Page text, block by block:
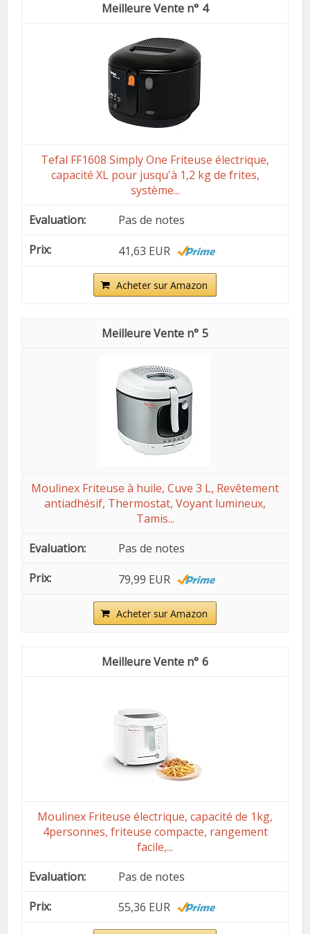
4
Tefal FF1608 Simply One Friteuse électrique,
capacité XL pour jusqu'à 1,2 kg de frites,
système...
Pas de notes
41,63 EUR
Acheter sur Amazon
5
Moulinex Friteuse à huile, Cuve 3 L, Revêtement
antiadhésif, Thermostat, Voyant lumineux,
Tamis...
Pas de notes
79,99 EUR
Acheter sur Amazon
6
Moulinex Friteuse électrique, capacité de 1kg,
4personnes, friteuse compacte, rangement
facile,...
Pas de notes
55,36 EUR